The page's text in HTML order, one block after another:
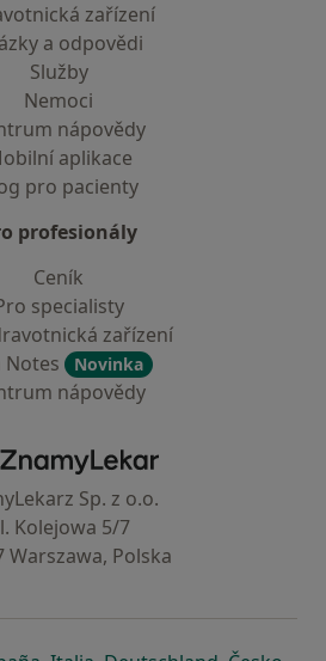
zařízení
a odpovědi
Služby
Nemoci
nápovědy
aplikace
pro pacienty
profesionály
Ceník
specialisty
zařízení
Notes
Novinka
nápovědy
ZnamyLekar - Hlavní stránka
Sp. z o.o.
Kolejowa 5/7
Warszawa, Polska